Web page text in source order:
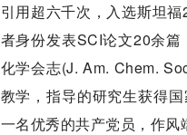
引用超六千次，入选斯坦
者身份发表SCI论文20余
化学会志(J. Am. Chem.
教学，指导的研究生获得
一名优秀的共产党员，作风